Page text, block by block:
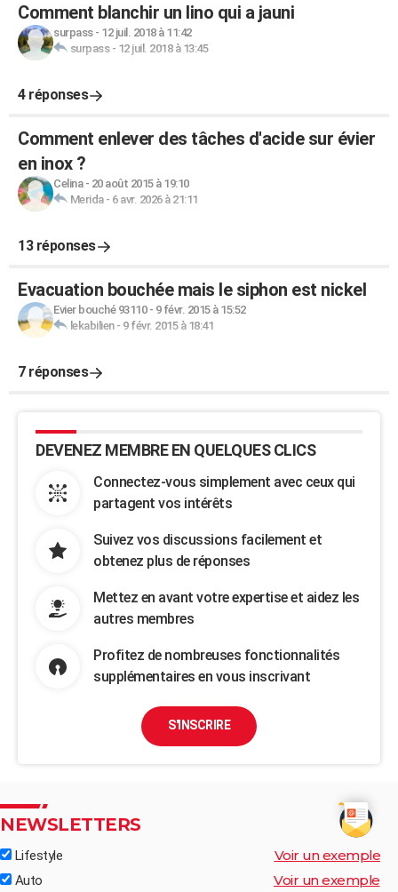
Comment blanchir un lino qui a jauni
surpass- 12 juil. 2018 à 11:42
surpass- 12 juil. 2018 à 13:45
4 réponses
Comment enlever des tâches d'acide sur évier
en inox ?
Celina- 20 août 2015 à 19:10
Merida- 6 avr. 2026 à 21:11
13 réponses
Evacuation bouchée mais le siphon est nickel
Evier bouché 93110- 9 févr. 2015 à 15:52
lekabilien- 9 févr. 2015 à 18:41
7 réponses
DEVENEZ MEMBRE EN QUELQUES CLICS
Connectez-vous simplement avec ceux qui
partagent vos intérêts
Suivez vos discussions facilement et
obtenez plus de réponses
Mettez en avant votre expertise et aidez les
autres membres
Profitez de nombreuses fonctionnalités
supplémentaires en vous inscrivant
S'INSCRIRE
NEWSLETTERS
Lifestyle Voir un exemple
Auto Voir un exemple